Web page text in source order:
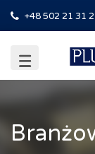
+48 502 21 31